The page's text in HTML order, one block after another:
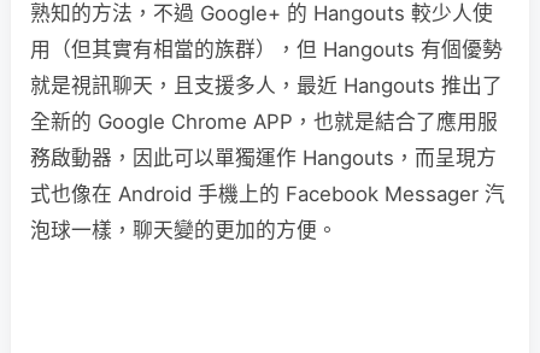
熟知的方法，不過 Google+ 的 Hangouts 較少人使
用（但其實有相當的族群），但 Hangouts 有個優勢
就是視訊聊天，且支援多人，最近 Hangouts 推出了
全新的 Google Chrome APP，也就是結合了應用服
務啟動器，因此可以單獨運作 Hangouts，而呈現方
式也像在 Android 手機上的 Facebook Messager 汽
泡球一樣，聊天變的更加的方便。